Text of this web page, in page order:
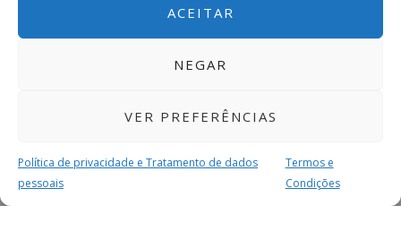
ACEITAR
NEGAR
VER PREFERÊNCIAS
Política de privacidade e Tratamento de dados
pessoais
Termos e
Condições